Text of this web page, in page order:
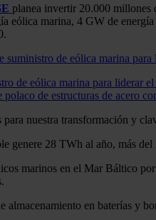
planea invertir 20.000 millones
eólica marina, 4 GW de
de eólica marina para liderar
de estructuras de acero
para nuestra transformación y
genere 28 TWh al año, más
marinos en el Mar Báltico
almacenamiento en baterías y